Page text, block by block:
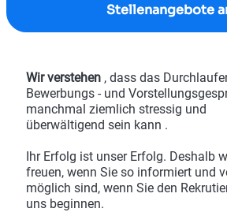
Stellenangebote
Wir verstehen , dass das
Bewerbungs - und
manchmal ziemlich stressig und
überwältigend sein kann .
Ihr Erfolg ist unser Erfolg. Deshalb
freuen, wenn Sie so informiert und
möglich sind, wenn Sie den
uns beginnen.